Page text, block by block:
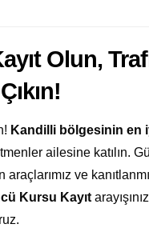
Olun,
Kandilli bölgesinin en
ailesine katılın.
ve
Kursu Kayıt